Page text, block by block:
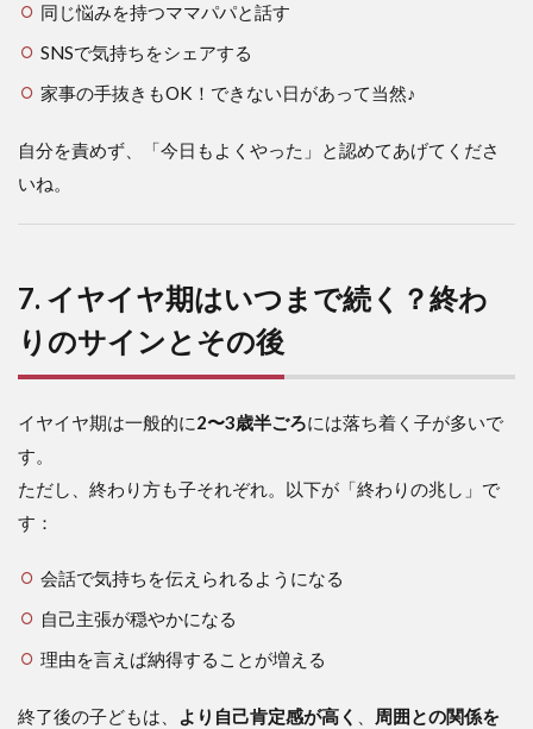
同じ悩みを持つママパパと話す
SNSで気持ちをシェアする
家事の手抜きもOK！できない日があって当然♪
自分を責めず、「今日もよくやった」と認めてあげてくださ
いね。
7. イヤイヤ期はいつまで続く？終わ
りのサインとその後
イヤイヤ期は一般的に2〜3歳半ごろには落ち着く子が多いで
す。
ただし、終わり方も子それぞれ。以下が「終わりの兆し」で
す：
会話で気持ちを伝えられるようになる
自己主張が穏やかになる
理由を言えば納得することが増える
終了後の子どもは、 より自己肯定感が高く
周囲との関係を